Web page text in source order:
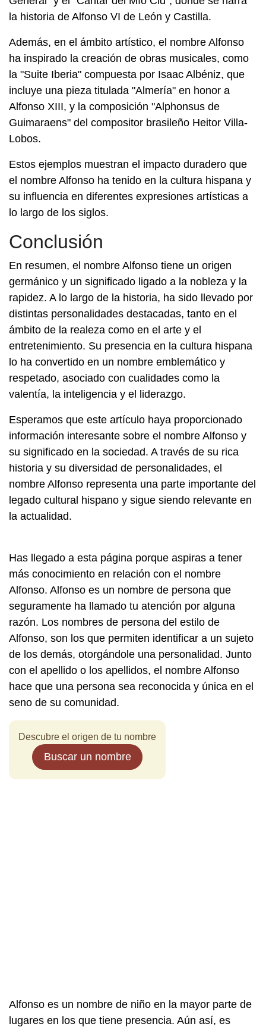
la historia de Alfonso VI de León y Castilla.
Además, en el ámbito artístico, el nombre Alfonso
ha inspirado la creación de obras musicales, como
la "Suite Iberia" compuesta por Isaac Albéniz, que
incluye una pieza titulada "Almería" en honor a
Alfonso XIII, y la composición "Alphonsus de
Guimaraens" del compositor brasileño Heitor Villa-
Lobos.
Estos ejemplos muestran el impacto duradero que
el nombre Alfonso ha tenido en la cultura hispana y
su influencia en diferentes expresiones artísticas a
lo largo de los siglos.
Conclusión
En resumen, el nombre Alfonso tiene un origen
germánico y un significado ligado a la nobleza y la
rapidez. A lo largo de la historia, ha sido llevado por
distintas personalidades destacadas, tanto en el
ámbito de la realeza como en el arte y el
entretenimiento. Su presencia en la cultura hispana
lo ha convertido en un nombre emblemático y
respetado, asociado con cualidades como la
valentía, la inteligencia y el liderazgo.
Esperamos que este artículo haya proporcionado
información interesante sobre el nombre Alfonso y
su significado en la sociedad. A través de su rica
historia y su diversidad de personalidades, el
nombre Alfonso representa una parte importante del
legado cultural hispano y sigue siendo relevante en
la actualidad.
Has llegado a esta página porque aspiras a tener
más conocimiento en relación con el nombre
Alfonso. Alfonso es un nombre de persona que
seguramente ha llamado tu atención por alguna
razón. Los nombres de persona del estilo de
Alfonso, son los que permiten identificar a un sujeto
de los demás, otorgándole una personalidad. Junto
con el apellido o los apellidos, el nombre Alfonso
hace que una persona sea reconocida y única en el
seno de su comunidad.
Descubre el origen de tu nombre
Buscar un nombre
Alfonso es un nombre de niño en la mayor parte de
lugares en los que tiene presencia. Aún así, es